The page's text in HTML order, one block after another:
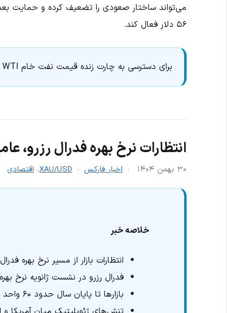
۵۶ دلار فعال کند.
برای دسترسی به چارت زنده قیمت نفت خام WTI از این لینک استفاده نمایید:
انتظارات نرخ بهره فدرال رزرو،
۳۰ بهمن ۱۴۰۴ اخبار فارکس XAU/USD، اقتصادی
خلاصه خبر
انتظارات بازار از مسیر نرخ
فدرال رزرو در نشست ژانویه نرخ
بازارها تا پایان سال حدود ۶۰ واحد پایه کاهش نرخ بهره را قیمت‌گذاری کرده‌اند